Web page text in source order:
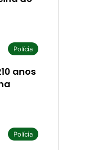
Polícia
anos
Polícia